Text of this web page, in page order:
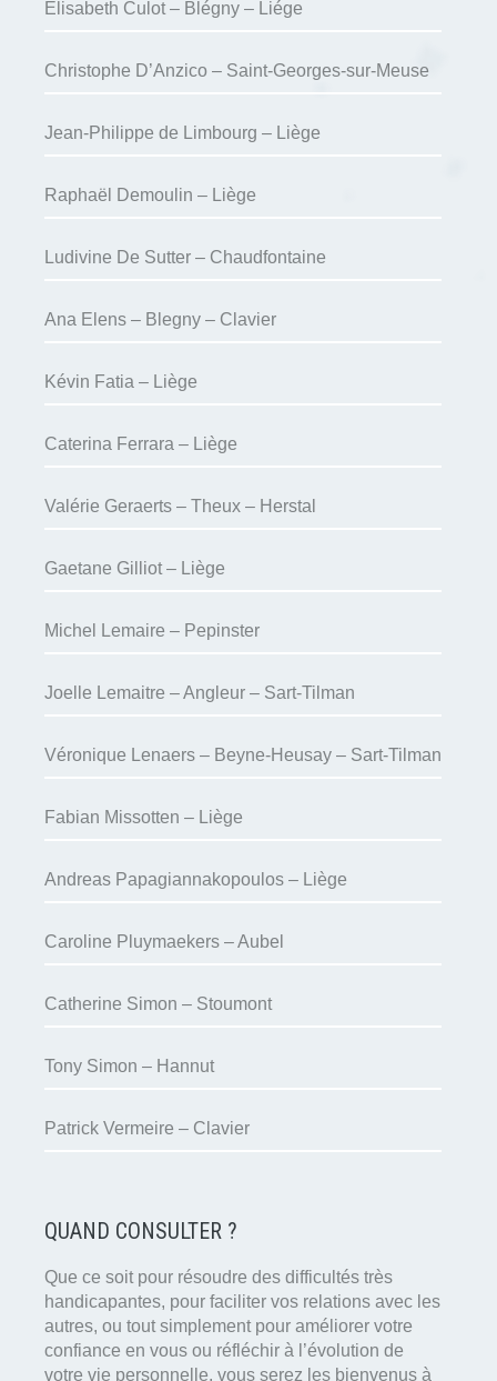
Elisabeth Culot – Blégny – Liége
Christophe D’Anzico – Saint-Georges-sur-Meuse
Jean-Philippe de Limbourg – Liège
Raphaël Demoulin – Liège
Ludivine De Sutter – Chaudfontaine
Ana Elens – Blegny – Clavier
Kévin Fatia – Liège
Caterina Ferrara – Liège
Valérie Geraerts – Theux – Herstal
Gaetane Gilliot – Liège
Michel Lemaire – Pepinster
Joelle Lemaitre – Angleur – Sart-Tilman
Véronique Lenaers – Beyne-Heusay – Sart-Tilman
Fabian Missotten – Liège
Andreas Papagiannakopoulos – Liège
Caroline Pluymaekers – Aubel
Catherine Simon – Stoumont
Tony Simon – Hannut
Patrick Vermeire – Clavier
QUAND CONSULTER ?
Que ce soit pour résoudre des difficultés très
handicapantes, pour faciliter vos relations avec les
autres, ou tout simplement pour améliorer votre
confiance en vous ou réfléchir à l’évolution de
votre vie personnelle, vous serez les bienvenus à